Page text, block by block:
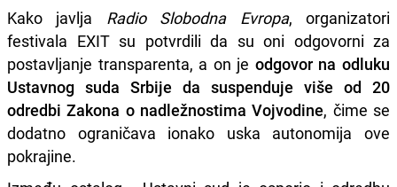
Kako javlja Radio Slobodna Evropa, organizatori
festivala EXIT su potvrdili da su oni odgovorni za
postavljanje transparenta, a on je odgovor na odluku
Ustavnog suda Srbije da suspenduje više od 20
odredbi Zakona o nadležnostima Vojvodine, čime se
dodatno ograničava ionako uska autonomija ove
pokrajine.